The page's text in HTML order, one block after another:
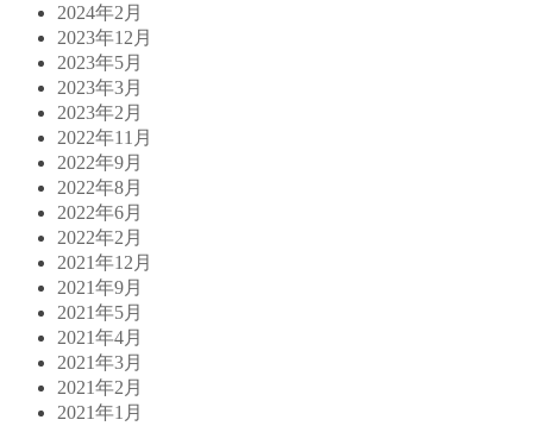
2024年2月
2023年12月
2023年5月
2023年3月
2023年2月
2022年11月
2022年9月
2022年8月
2022年6月
2022年2月
2021年12月
2021年9月
2021年5月
2021年4月
2021年3月
2021年2月
2021年1月